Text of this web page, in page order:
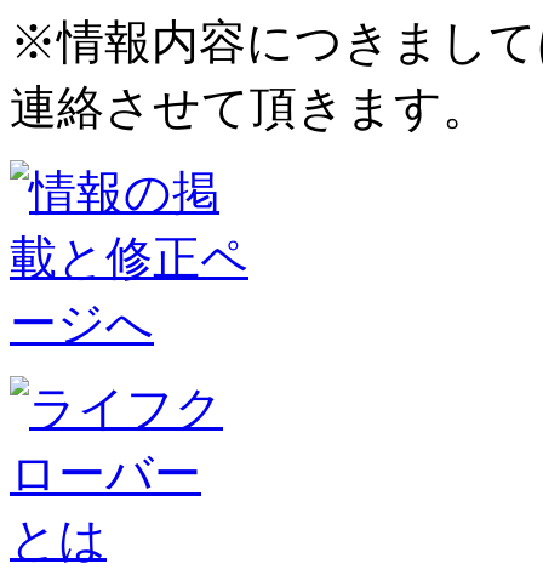
※情報内容につきまし
連絡させて頂きます。